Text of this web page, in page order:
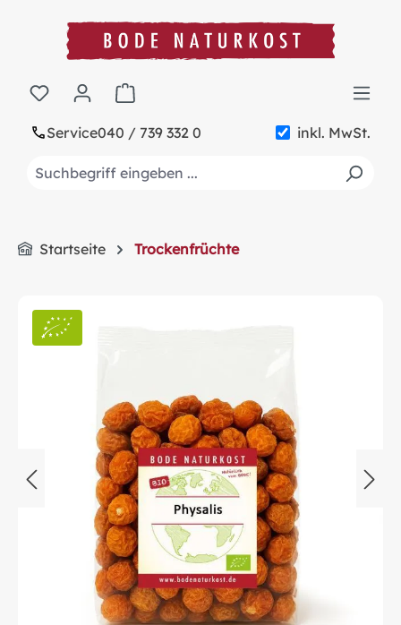
springen
Service040 / 739 332 0 inkl. MwSt.
Warenkorb enthält 0 Positionen. Der
Startseite Trockenfrüchte
Bildergalerie überspringen